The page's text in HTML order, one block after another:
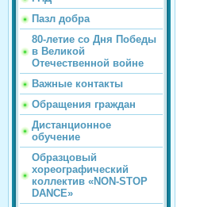
Пазл добра
80-летие со Дня Победы
в Великой
Отечественной войне
Важные контакты
Обращения граждан
Дистанционное
обучение
Образцовый
хореографический
коллектив «NON-STOP
DANCE»